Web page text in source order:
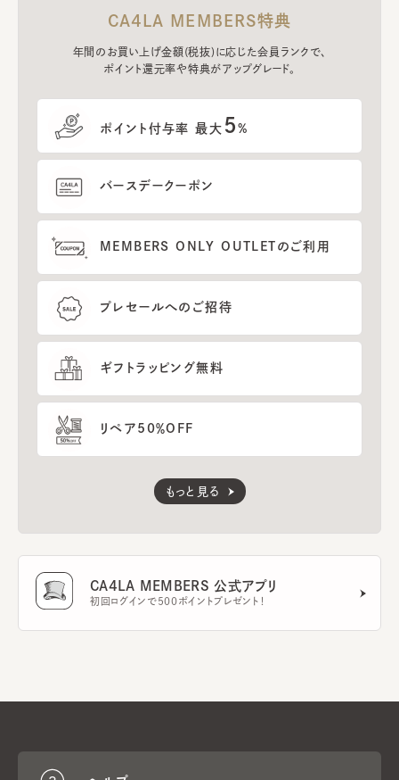
CA4LA MEMBERS特典
年間のお買い上げ金額(税抜)に応じた会員ランクで、
ポイント還元率や特典がアップグレード。
ポイント付与率 最大 5%
バースデークーポン
MEMBERS ONLY OUTLETのご利用
プレセールへのご招待
ギフトラッピング無料
リペア50％OFF
もっと見る
CA4LA MEMBERS 公式アプリ
初回ログインで500ポイントプレゼント！